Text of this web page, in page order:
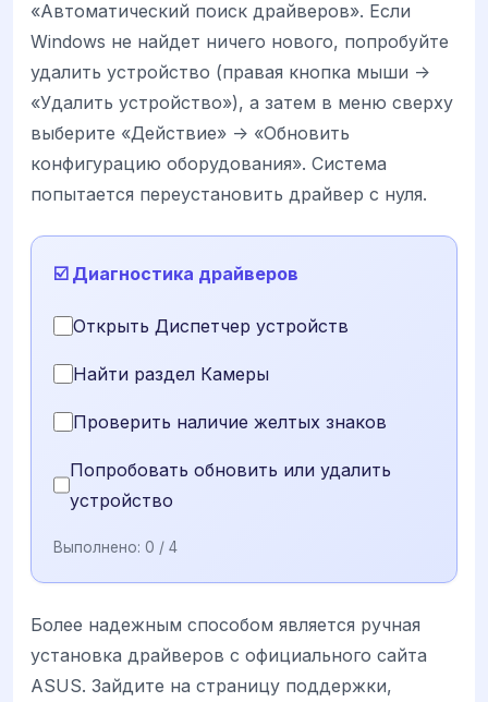
«Автоматический поиск драйверов». Если
Windows не найдет ничего нового, попробуйте
удалить устройство (правая кнопка мыши ->
«Удалить устройство»), а затем в меню сверху
выберите «Действие» -> «Обновить
конфигурацию оборудования». Система
попытается переустановить драйвер с нуля.
☑️ Диагностика драйверов
Открыть Диспетчер устройств
Найти раздел Камеры
Проверить наличие желтых знаков
Попробовать обновить или удалить
устройство
Выполнено: 0 / 4
Более надежным способом является ручная
установка драйверов с официального сайта
ASUS. Зайдите на страницу поддержки,